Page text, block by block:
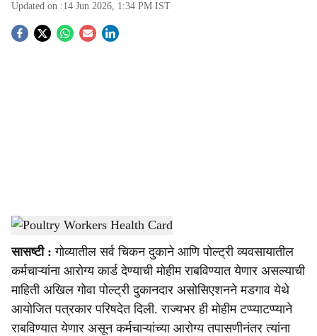
Updated on :14 Jun 2026, 1:34 PM IST
S
a
r
e
Chicken Shop Health Card- Dainik gomantak
सासष्टी : गोव्यातील सर्व चिकन दुकाने आणि पोल्ट्री व्यवसायातील
कर्मचाऱ्यांना आरोग्य कार्ड देण्याची मोहीम राबविण्यात येणार असल्याची
माहिती अखिल गोवा पोल्ट्री दुकानदार असोसिएशनने मडगाव येथे
आयोजित पत्रकार परिषदेत दिली. राज्यभर ही मोहीम टप्प्याटप्प्याने
राबविण्यात येणार असून कर्मचाऱ्यांच्या आरोग्य तपासणीनंतर त्यांना